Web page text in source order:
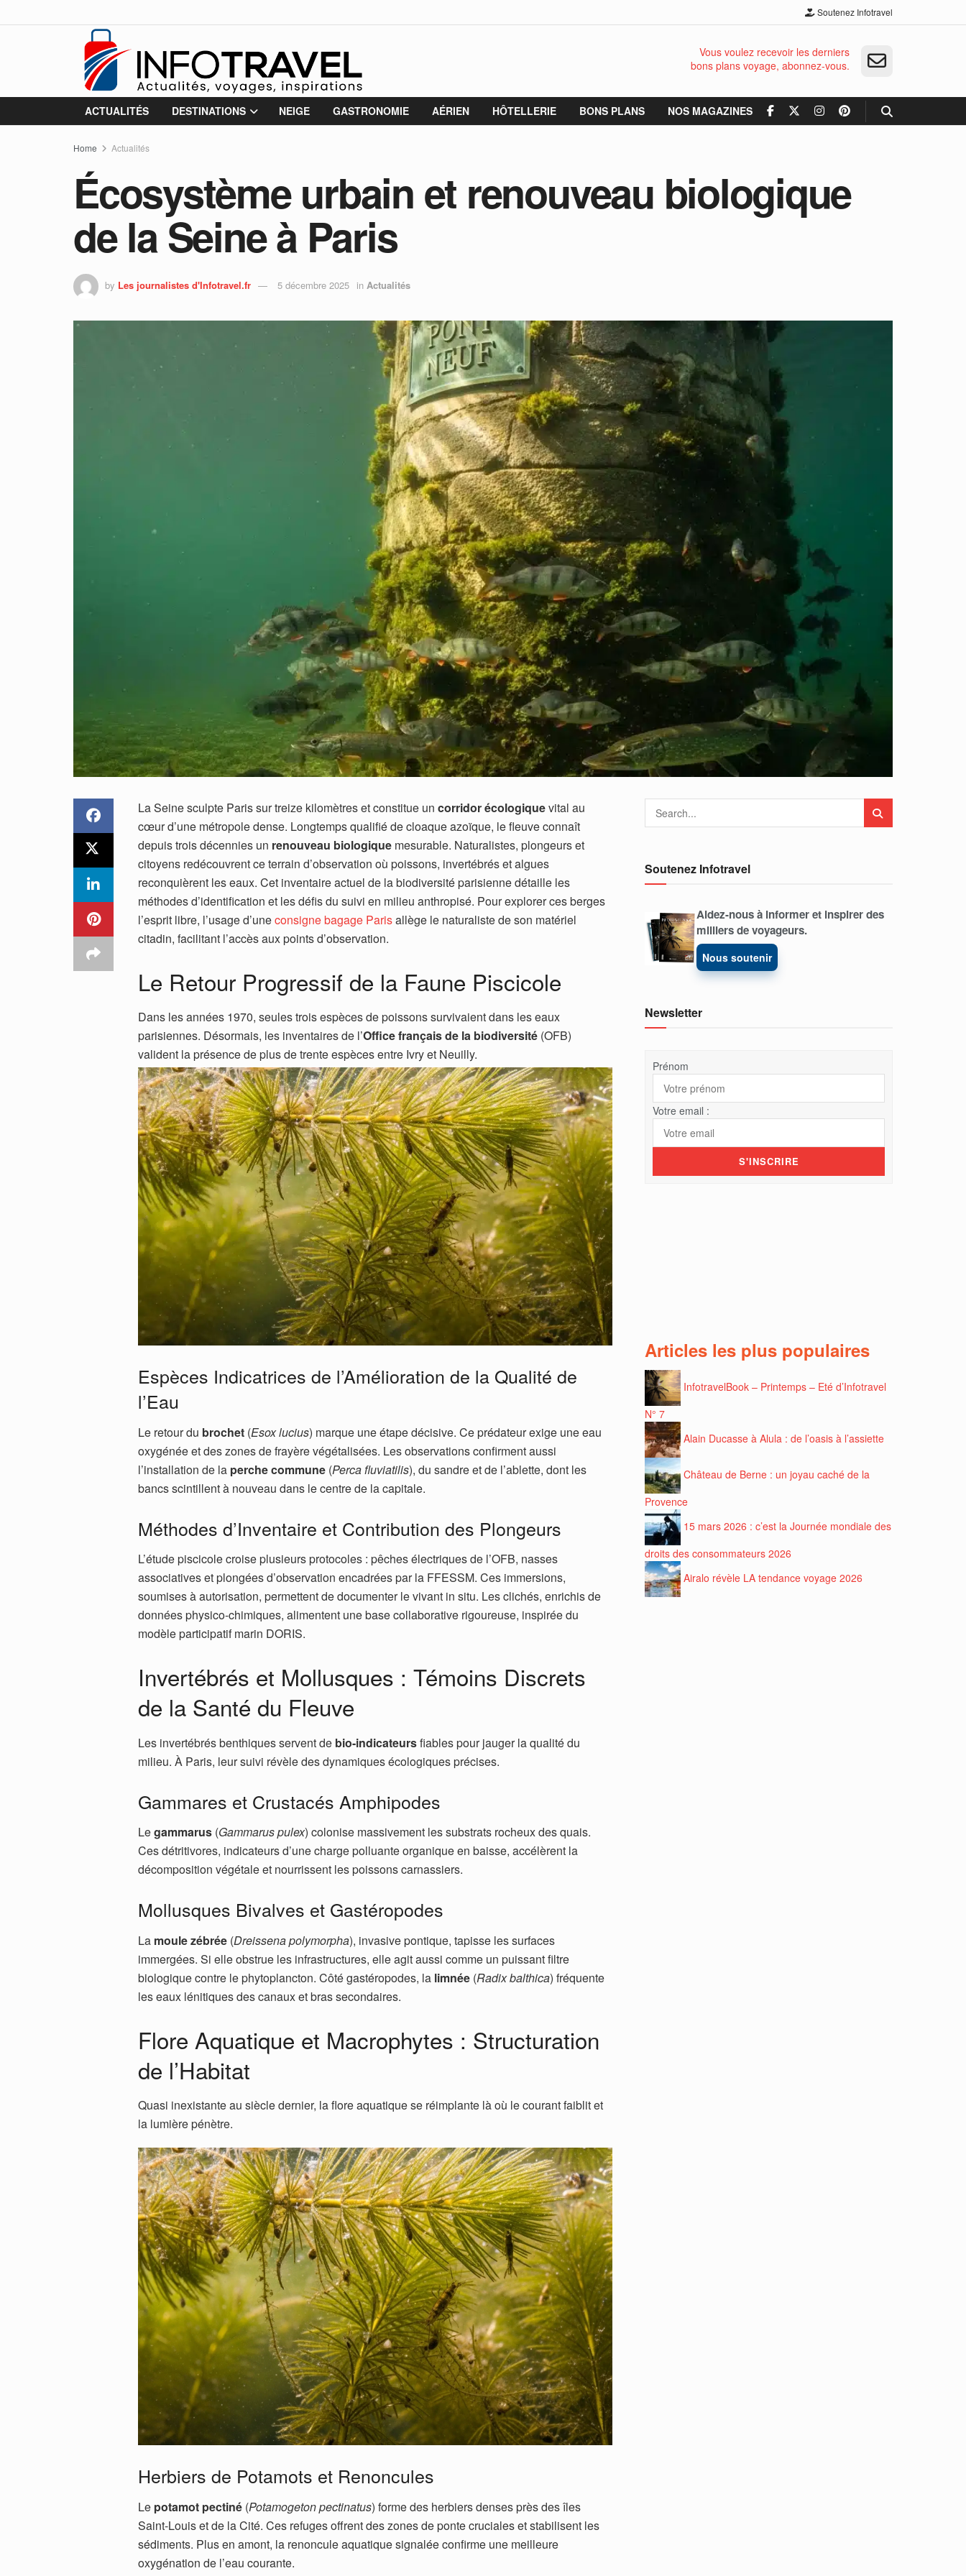
Soutenez Infotravel
Vous voulez recevoir les derniers
bons plans voyage, abonnez-vous.
ACTUALITÉS DESTINATIONS NEIGE GASTRONOMIE AÉRIEN HÔTELLERIE BONS PLANS NOS MAGAZINES
Home Actualités
Écosystème urbain et renouveau biologique
de la Seine à Paris
by Les journalistes d'Infotravel.fr 5 décembre 2025 in Actualités
La Seine sculpte Paris sur treize kilomètres et constitue un corridor écologiquevital au
cœur d’une métropole dense. Longtemps qualifié de cloaque azoïque, le fleuve connaît
depuis trois décennies un renouveau biologique mesurable. Naturalistes, plongeurs et
citoyens redécouvrent ce terrain d’observation où poissons, invertébrés et algues
reconquièrent les eaux. Cet inventaire actuel de la biodiversité parisienne détaille les
méthodes d’identification et les défis du suivi en milieu anthropisé. Pour explorer ces berges
l’esprit libre, l’usage d’uneconsigne bagage Parisallège le naturaliste de son matériel
citadin, facilitant l’accès aux points d’observation.
Le Retour Progressif de la Faune Piscicole
Dans les années 1970, seules trois espèces de poissons survivaient dans les eaux
parisiennes. Désormais, les inventaires de l’Office français de la biodiversité (OFB)
valident la présence de plus de trente espèces entre Ivry et Neuilly.
Espèces Indicatrices de l’Amélioration de la Qualité de
l’Eau
Le retour du brochet (Esox lucius) marque une étape décisive. Ce prédateur exige une eau
oxygénée et des zones de frayère végétalisées. Les observations confirment aussi
l’installation de la perche commune (Perca fluviatilis), du sandre et de l’ablette, dont les
bancs scintillent à nouveau dans le centre de la capitale.
Méthodes d’Inventaire et Contribution des Plongeurs
L’étude piscicole croise plusieurs protocoles : pêches électriques de l’OFB, nasses
associatives et plongées d’observation encadrées par la FFESSM. Ces immersions,
soumises à autorisation, permettent de documenter le vivant in situ. Les clichés, enrichis de
données physico-chimiques, alimentent une base collaborative rigoureuse, inspirée du
modèle participatif marin DORIS.
Invertébrés et Mollusques : Témoins Discrets
de la Santé du Fleuve
Les invertébrés benthiques servent de bio-indicateursfiables pour jauger la qualité du
milieu. À Paris, leur suivi révèle des dynamiques écologiques précises.
Gammares et Crustacés Amphipodes
Legammarus (Gammarus pulex) colonise massivement les substrats rocheux des quais.
Ces détritivores, indicateurs d’une charge polluante organique en baisse, accélèrent la
décomposition végétale et nourrissent les poissons carnassiers.
Mollusques Bivalves et Gastéropodes
La moule zébrée (Dreissena polymorpha), invasive pontique, tapisse les surfaces
immergées. Si elle obstrue les infrastructures, elle agit aussi comme un puissant filtre
biologique contre le phytoplancton. Côté gastéropodes, la limnée (Radix balthica) fréquente
les eaux lénitiques des canaux et bras secondaires.
Flore Aquatique et Macrophytes : Structuration
de l’Habitat
Quasi inexistante au siècle dernier, la flore aquatique se réimplante là où le courant faiblit et
la lumière pénètre.
Herbiers de Potamots et Renoncules
Le potamot pectiné (Potamogeton pectinatus) forme des herbiers denses près des îles
Saint-Louis et de la Cité. Ces refuges offrent des zones de ponte cruciales et stabilisent les
sédiments. Plus en amont, la renoncule aquatique signalée confirme une meilleure
oxygénation de l’eau courante.
Soutenez Infotravel
Aidez-nous à informer et inspirer des
milliers de voyageurs.
Nous soutenir
Newsletter
Prénom
Votre email :
Articles les plus populaires
InfotravelBook – Printemps – Eté d’Infotravel
N° 7
Alain Ducasse à Alula : de l’oasis à l’assiette
Château de Berne : un joyau caché de la
Provence
15 mars 2026 : c’est la Journée mondiale des
droits des consommateurs 2026
Airalo révèle LA tendance voyage 2026